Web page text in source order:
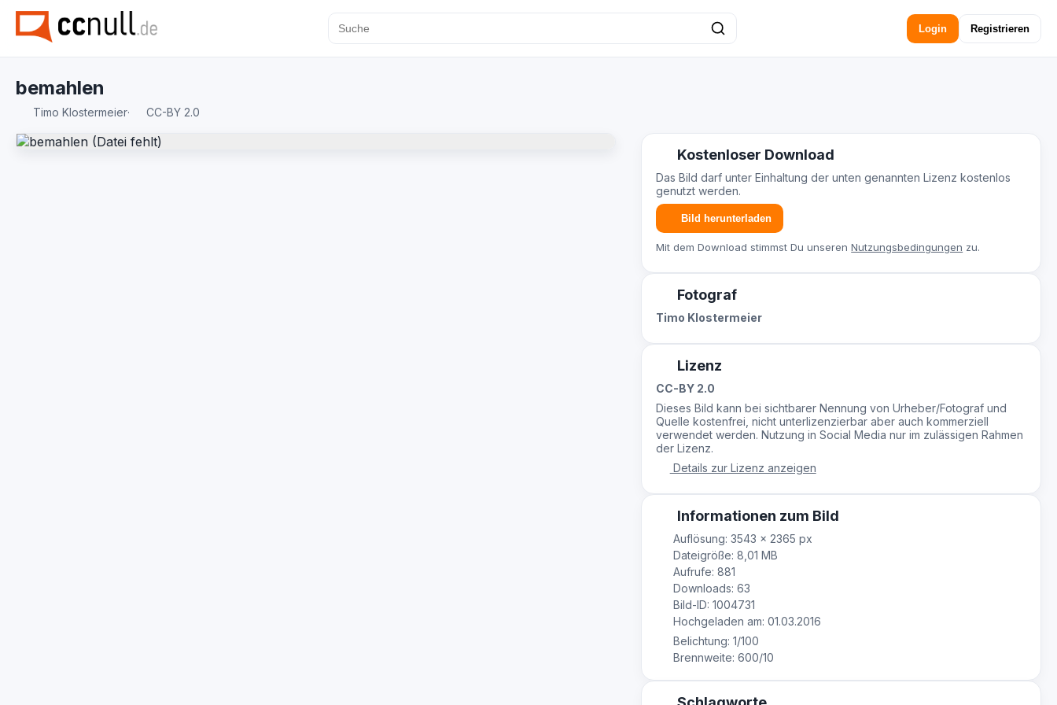
Login Registrieren
bemahlen
Timo Klostermeier· CC-BY 2.0
Kostenloser Download
Das Bild darf unter Einhaltung der unten genannten Lizenz kostenlos
genutzt werden.
Bild herunterladen
Mit dem Download stimmst Du unserenNutzungsbedingungen zu.
Fotograf
Timo Klostermeier
Lizenz
CC-BY 2.0
Dieses Bild kann bei sichtbarer Nennung von Urheber/Fotograf und
Quelle kostenfrei, nicht unterlizenzierbar aber auch kommerziell
verwendet werden. Nutzung in Social Media nur im zulässigen Rahmen
der Lizenz.
Details zur Lizenz anzeigen
Informationen zum Bild
Auflösung: 3543 × 2365 px
Dateigröße: 8,01 MB
Aufrufe: 881
Downloads: 63
Bild-ID: 1004731
Hochgeladen am: 01.03.2016
Belichtung: 1/100
Brennweite: 600/10